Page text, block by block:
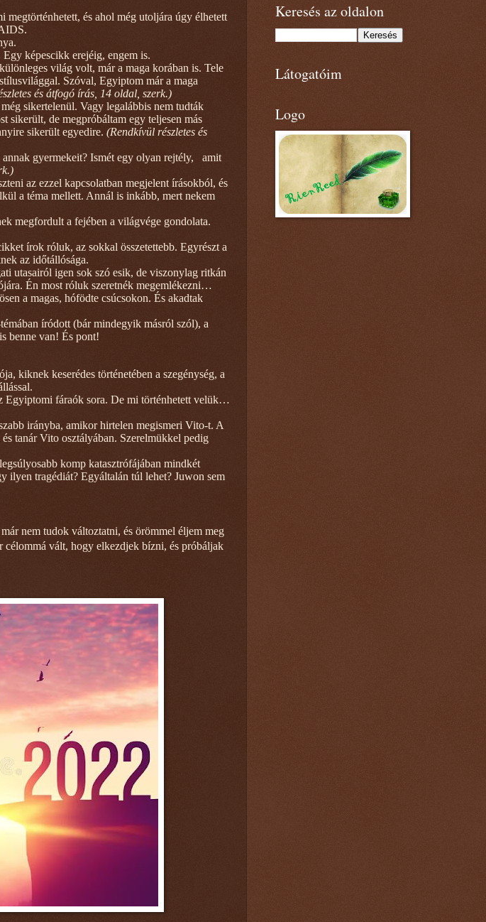
és ahol még utoljára úgy élhetett
képescikk erejéig, engem is.
világ volt, már a maga korában is. Tele
Szóval, Egyiptom már a maga
és átfogó írás, 14 oldal, szerk.)
sikertelenül. Vagy legalábbis nem tudták
sikerült, de megpróbáltam egy teljesen más
sikerült egyedire. (Rendkívül részletes és
gyermekeit? Ismét egy olyan rejtély,
amit
az ezzel kapcsolatban megjelent írásokból, és
a téma mellett. Annál is inkább, mert nekem
megfordult a fejében a világvége gondolata.
írok róluk, az sokkal összetettebb. Egyrészt a
az időtállósága.
utasairól igen sok szó esik, de viszonylag ritkán
Én most róluk szeretnék megemlékezni…
a magas, hófödte csúcsokon. És akadtak
íródott (bár mindegyik másról szól), a
benne van! És pont!
kiknek keserédes történetében a szegénység, a
Egyiptomi fáraók sora. De mi történhetett velük…
irányba, amikor hirtelen megismeri Vito-t. A
tanár Vito osztályában. Szerelmükkel pedig
komp katasztrófájában mindkét
ilyen tragédiát? Egyáltalán túl lehet? Juwon sem
nem tudok változtatni, és örömmel éljem meg
célommá vált, hogy elkezdjek bízni, és próbáljak
Keresés az oldalon
Látogatóim
Logo